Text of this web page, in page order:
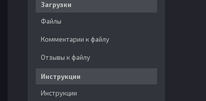
Загрузки
Файлы
Комментарии к файлу
Отзывы к файлу
Инструкции
Инструкции